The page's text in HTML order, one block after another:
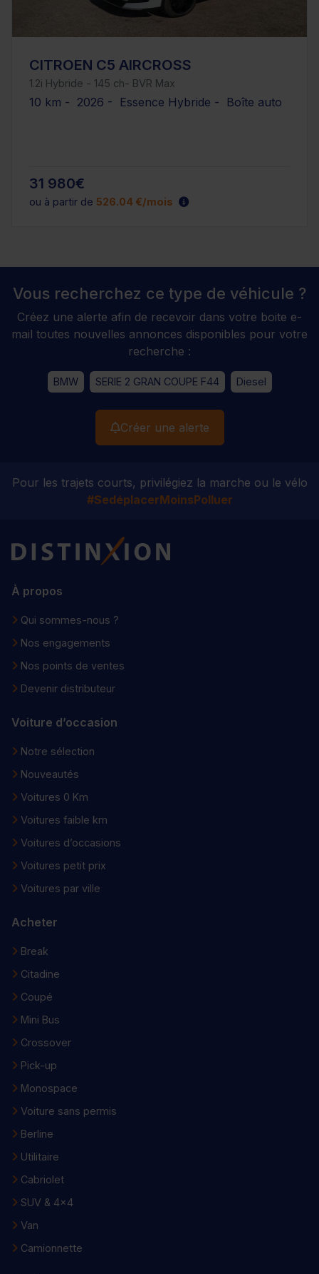
CITROEN C5 AIRCROSS
1.2i Hybride - 145 ch- BVR Max
10 km - 2026 - Essence Hybride - Boîte auto
31 980€
ou à partir de 526.04 €/mois
Vous recherchez ce type de véhicule ?
Créez une alerte afin de recevoir dans votre boite e-
mail toutes nouvelles annonces disponibles pour votre
recherche :
BMW SERIE 2 GRAN COUPE F44 Diesel
Créer une alerte
Pour les trajets courts, privilégiez la marche ou le vélo
#SedéplacerMoinsPolluer
Distinxion
À propos
Qui sommes-nous ?
Nos engagements
Nos points de ventes
Devenir distributeur
Voiture d’occasion
Notre sélection
Nouveautés
Voitures 0 Km
Voitures faible km
Voitures d’occasions
Voitures petit prix
Voitures par ville
Acheter
Break
Citadine
Coupé
Mini Bus
Crossover
Pick-up
Monospace
Voiture sans permis
Berline
Utilitaire
Cabriolet
SUV & 4x4
Van
Camionnette